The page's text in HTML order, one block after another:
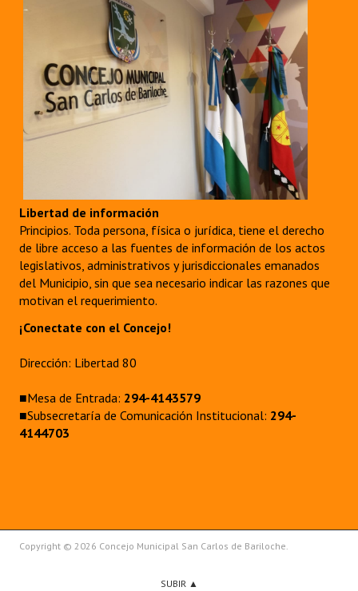
Libertad de información
Principios. Toda persona, física o jurídica, tiene el derecho
de libre acceso a las fuentes de información de los actos
legislativos, administrativos y jurisdiccionales emanados
del Municipio, sin que sea necesario indicar las razones que
motivan el requerimiento.
¡Conectate con el Concejo!
Dirección: Libertad 80
■Mesa de Entrada: 294-4143579
■Subsecretaría de Comunicación Institucional: 294-
4144703
Copyright © 2026 Concejo Municipal San Carlos de Bariloche.
SUBIR ▲